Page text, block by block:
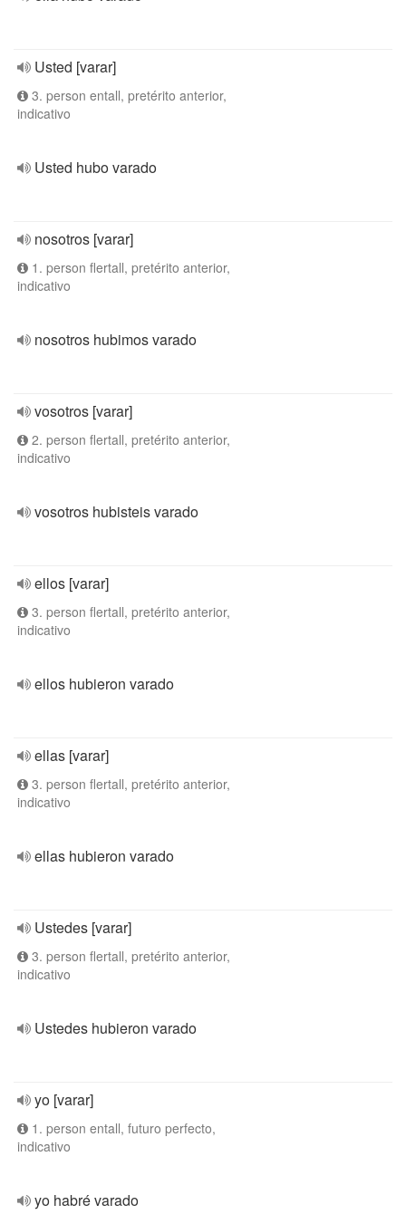
Usted [varar]
3. person entall, pretérito anterior,
indicativo
Usted hubo varado
nosotros [varar]
1. person flertall, pretérito anterior,
indicativo
nosotros hubimos varado
vosotros [varar]
2. person flertall, pretérito anterior,
indicativo
vosotros hubisteis varado
ellos [varar]
3. person flertall, pretérito anterior,
indicativo
ellos hubieron varado
ellas [varar]
3. person flertall, pretérito anterior,
indicativo
ellas hubieron varado
Ustedes [varar]
3. person flertall, pretérito anterior,
indicativo
Ustedes hubieron varado
yo [varar]
1. person entall, futuro perfecto,
indicativo
yo habré varado